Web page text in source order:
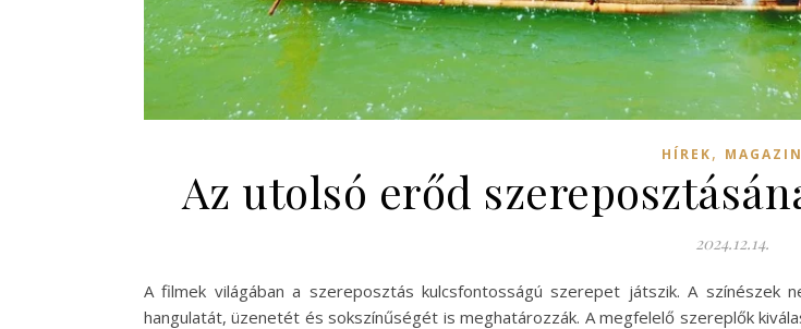
HÍREK, MAGAZIN
Az utolsó erőd
2024.12.14.
A filmek világában a szereposztás kulcsfontosságú szerepet játszik. A
hangulatát, üzenetét és sokszínűségét is meghatározzák. A megfelelő szereplők